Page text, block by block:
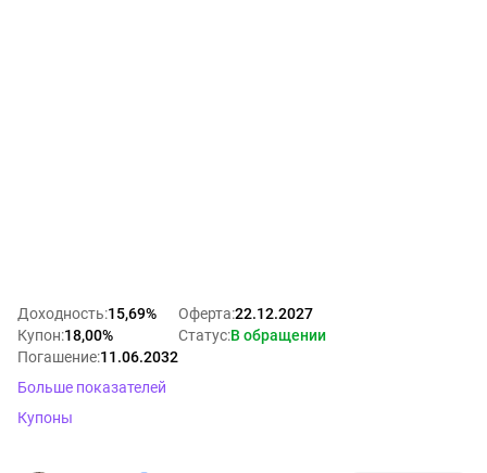
Доходность:15,69%
Купон:18,00%
Погашение:11.06.2032
Оферта:22.12.2027
Статус:В обращении
Больше показателей
Купоны